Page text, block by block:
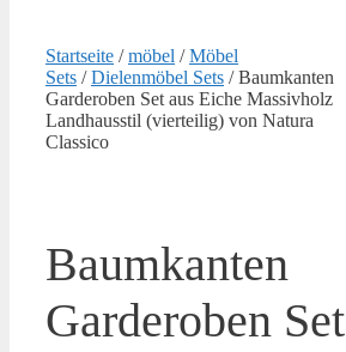
Startseite /möbel /Möbel
Sets /Dielenmöbel Sets / Baumkanten
Garderoben Set aus Eiche Massivholz
Landhausstil (vierteilig) von Natura
Classico
Baumkanten
Garderoben Set